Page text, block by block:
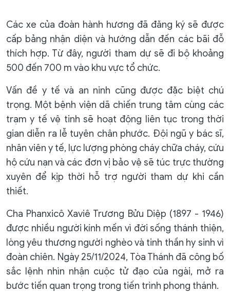
Các xe của đoàn hành hương đã đăng ký sẽ được
cấp bảng nhận diện và hướng dẫn đến các bãi đỗ
thích hợp. Từ đây, người tham dự sẽ đi bộ khoảng
500 đến 700 m vào khu vực tổ chức.
Vấn đề y tế và an ninh cũng được đặc biệt chú
trọng. Một bệnh viện dã chiến trung tâm cùng các
trạm y tế vệ tinh sẽ hoạt động liên tục trong thời
gian diễn ra lễ tuyên chân phước. Đội ngũ y bác sĩ,
nhân viên y tế, lực lượng phòng cháy chữa cháy, cứu
hộ cứu nạn và các đơn vị bảo vệ sẽ túc trực thường
xuyên để kịp thời hỗ trợ người tham dự khi cần
thiết.
Cha Phanxicô Xaviê Trương Bửu Diệp (1897 - 1946)
được nhiều người kính mến vì đời sống thánh thiện,
lòng yêu thương người nghèo và tinh thần hy sinh vì
đoàn chiên. Ngày 25/11/2024, Tòa Thánh đã công bố
sắc lệnh nhìn nhận cuộc tử đạo của ngài, mở ra
bước tiến quan trọng trong tiến trình phong thánh.